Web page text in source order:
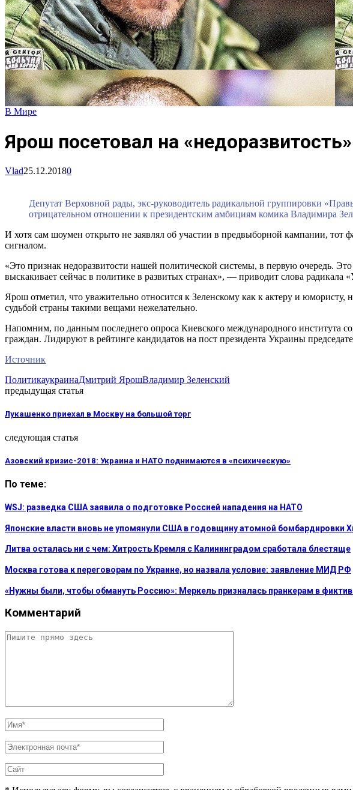
В Мире
Ярош посетовал на
Vlad25.12.20180
Депутат Верховной рады, экс-руководитель радикальной группировки
отрицательном отношении к президентским амбициям комика Владимира
И хотя сам шоумен открыто не заявлял об участии в предвыборной кампании, тот
сигналом.
«Это признак недоразвитости нашей политической системы, в первую очередь.
выскакивает сейчас в политике в развитых странах», — приводит слова радикала
Ярош отметил, что уважительно относится к Зеленскому как к актеру и
судьбой страны такими вещами нежелательно.
Напомним, по данным последнего опроса Киевского международного института
граждан. Лидируют в рейтинге кандидатов на пост президента Украины
Источник
ПолитикаукраинаДмитрий ЯрошВладимир Зеленский
предыдущая статья
Лукашенко приехал в Москву на большой торг
следующая статья
Азовский кризис-2018: Украина и НАТО поднимаются в «психическую»
По теме:
WSJ: разведка США заявила о подготовке Россией нападения на НАТО
Японские власти вновь не упомянули США в годовщину атомной бомбардировки
Литва осталась ни с чем: Хитрость Кремля с Калининградом сработала блестяще
Москва готова к переговорам по Украине, но назвала условие: заявление МИД РФ
«Нужны были, чтобы обмануть Россию»: Меркель призналась пранкерам в
Комментарий